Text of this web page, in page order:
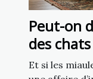
Peut-on
des
Et si les